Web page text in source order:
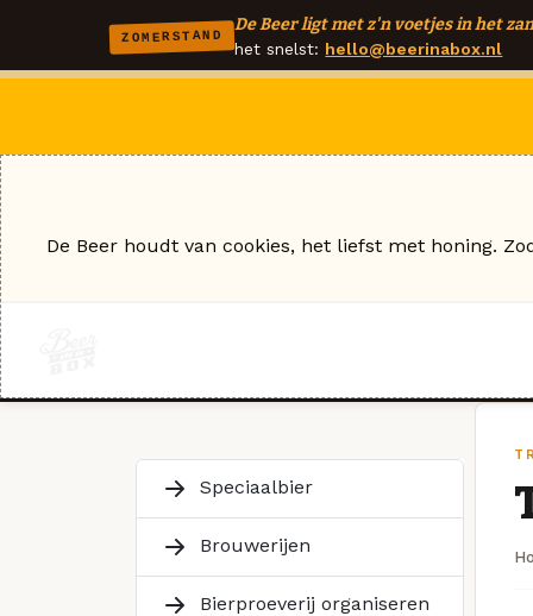
ZOMERSTAND
De Beer ligt met z'n voetjes in het
het snelst: hello@beerinabox.nl
Speciaalbier
Brouwerijen
Bierproeverij organiseren
De Beer houdt van cookies, het liefst met honing.